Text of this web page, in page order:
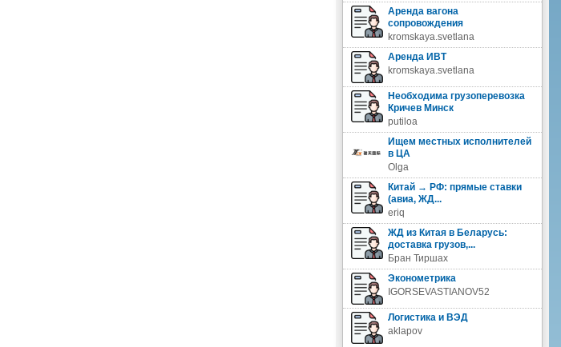
Аренда вагона
сопровождения
kromskaya.svetlana
Аренда ИВТ
kromskaya.svetlana
Необходима грузоперевозка
Кричев Минск
putiloa
Ищем местных исполнителей
в ЦА
Olga
Китай → РФ: прямые ставки
(авиа, ЖД...
eriq
ЖД из Китая в Беларусь:
доставка грузов,...
Бран Тиршах
Эконометрика
IGORSEVASTIANOV52
Логистика и ВЭД
aklapov